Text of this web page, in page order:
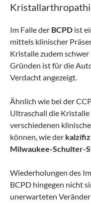
Im Falle der BCPD ist
mittels klinischer
Kristalle zudem schwer
Gründen ist für die
Verdacht angezeigt.
Ähnlich wie bei der
Ultraschall die Kristalle
verschiedenen
können, wie der
Milwaukee-Schulter-
Wiederholungen des
BCPD hingegen nicht
unerwarteten